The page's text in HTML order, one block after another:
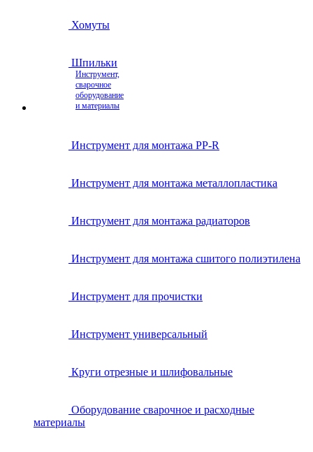
Хомуты
Шпильки
Инструмент,
сварочное
оборудование
и материалы
Инструмент для монтажа PP-R
Инструмент для монтажа металлопластика
Инструмент для монтажа радиаторов
Инструмент для монтажа сшитого полиэтилена
Инструмент для прочистки
Инструмент универсальный
Круги отрезные и шлифовальные
Оборудование сварочное и расходные
материалы